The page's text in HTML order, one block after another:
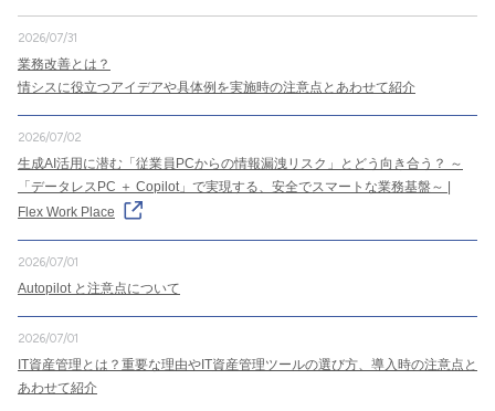
2026/07/31
業務改善とは？
情シスに役立つアイデアや具体例を実施時の注意点とあわせて紹介
2026/07/02
生成AI活用に潜む「従業員PCからの情報漏洩リスク」とどう向き合う？ ～
「データレスPC ＋ Copilot」で実現する、安全でスマートな業務基盤～ |
Flex Work Place
2026/07/01
Autopilot と注意点について
2026/07/01
IT資産管理とは？重要な理由やIT資産管理ツールの選び方、導入時の注意点と
あわせて紹介